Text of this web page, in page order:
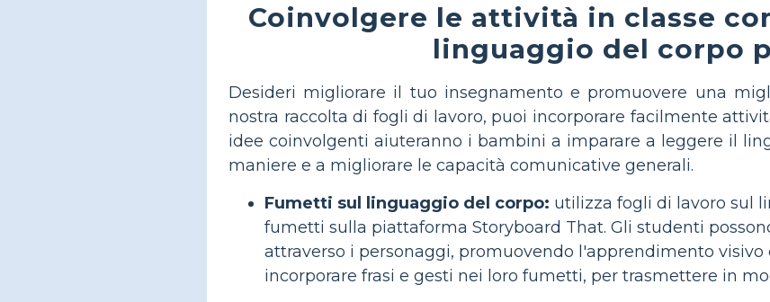
Coinvolgere le attività in classe
linguaggio del corpo
Desideri migliorare il tuo insegnamento e promuovere una
nostra raccolta di fogli di lavoro, puoi incorporare facilmente
idee coinvolgenti aiuteranno i bambini a imparare a leggere il
maniere e a migliorare le capacità comunicative generali.
Fumetti sul linguaggio del corpo: utilizza fogli di lavoro sul
fumetti sulla piattaforma Storyboard That. Gli studenti
attraverso i personaggi, promuovendo l'apprendimento visivo
incorporare frasi e gesti nei loro fumetti, per trasmettere in